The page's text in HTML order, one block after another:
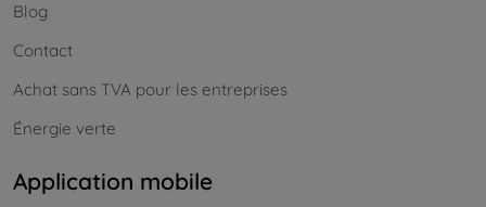
Blog
Contact
Achat sans TVA pour les entreprises
Énergie verte
Application mobile